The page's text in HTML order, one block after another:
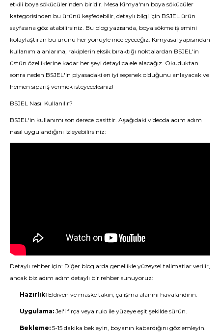
etkili boya sökücülerinden biridir. Mesa Kimya'nın boya sökücüler
kategorisinden bu ürünü keşfedebilir, detaylı bilgi için BSJEL ürün
sayfasına göz atabilirsiniz. Bu blog yazısında, boya sökme işlemini
kolaylaştıran bu ürünü her yönüyle inceleyeceğiz. Kimyasal yapısından
kullanım alanlarına, rakiplerin eksik bıraktığı noktalardan BSJEL'in
üstün özelliklerine kadar her şeyi detaylıca ele alacağız. Okuduktan
sonra neden BSJEL'in piyasadaki en iyi seçenek olduğunu anlayacak ve
hemen sipariş vermek isteyeceksiniz!
BSJEL Nasıl Kullanılır?
BSJEL'in kullanımı son derece basittir. Aşağıdaki videoda adım adım
nasıl uygulandığını izleyebilirsiniz:
Detaylı rehber için: Diğer bloglarda genellikle yüzeysel talimatlar verilir,
ancak biz adım adım detaylı bir rehber sunuyoruz:
Hazırlık: Eldiven ve maske takın, çalışma alanını havalandırın.
Uygulama: Jel'i fırça veya rulo ile yüzeye eşit şekilde sürün.
Bekleme: 5-15 dakika bekleyin, boyanın kabardığını gözlemleyin.